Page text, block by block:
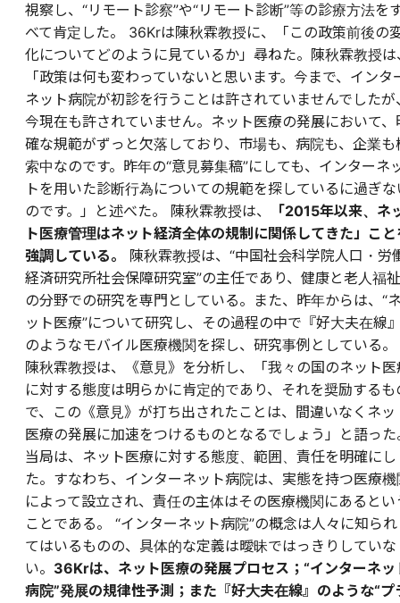
視察し、“リモート診察”や“リモート診断”等の診療方法を
べて肯定した。 36Krは陳秋霖教授に、「この政策前後の
化についてどのように見ているか」尋ねた。陳秋霖教授は
「政策は何も変わっていないと思います。今まで、インタ
ネット病院が初診を行うことは許されていませんでしたが
今現在も許されていません。ネット医療の発展において、
確な規範がずっと欠落しており、市場も、病院も、企業も
索中なのです。昨年の“意見募集稿”にしても、インターネ
トを用いた診断行為についての規範を探しているに過ぎな
のです。」と述べた。 陳秋霖教授は、
「2015年以来、ネ
ト医療管理はネット経済全体の規制に関係してきた」こと
強調している。
陳秋霖教授は、“中国社会科学院人口・労
経済研究所社会保障研究室”の主任であり、健康と老人福祉
の分野での研究を専門としている。また、昨年からは、“
ット医療”について研究し、その過程の中で『好大夫在線
のようなモバイル医療機関を探し、研究事例としている。
陳秋霖教授は、《意見》を分析し、「我々の国のネット医
に対する態度は明らかに肯定的であり、それを奨励するも
で、この《意見》が打ち出されたことは、間違いなくネッ
医療の発展に加速をつけるものとなるでしょう」と語った
当局は、ネット医療に対する態度、範囲、責任を明確にし
た。すなわち、インターネット病院は、実態を持つ医療機
によって設立され、責任の主体はその医療機関にあるとい
ことである。 “インターネット病院”の概念は人々に知られ
てはいるものの、具体的な定義は曖昧ではっきりしていな
い。 36Krは、ネット医療の発展プロセス；“インターネッ
病院”発展の規律性予測；また『好大夫在線』のような“プ